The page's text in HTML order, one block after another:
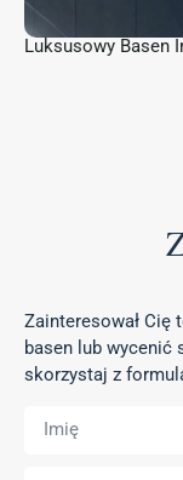
Luksusowy Basen
Zainteresował Cię
basen lub wycenić
skorzystaj z